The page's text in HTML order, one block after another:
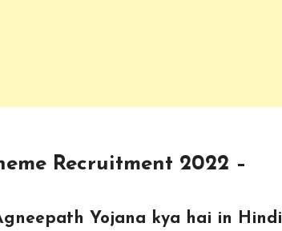
Recruitment 2022 –
Yojana kya hai in Hindi